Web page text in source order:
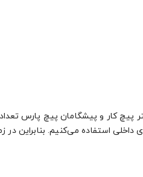
کار و پیشگامان پیچ پارس
استفاده می‌کنیم. بنابراین در